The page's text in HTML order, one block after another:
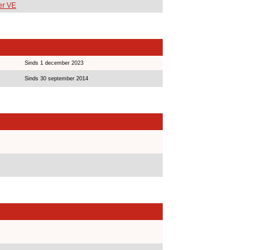
VE
Sinds 1 december 2023
Sinds 30 september 2014